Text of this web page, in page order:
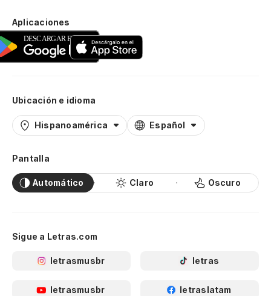
Aplicaciones
Ubicación e idioma
Hispanoamérica Español
Pantalla
Automático Claro Oscuro
Sigue a Letras.com
letrasmusbr letras
letrasmusbr letraslatam